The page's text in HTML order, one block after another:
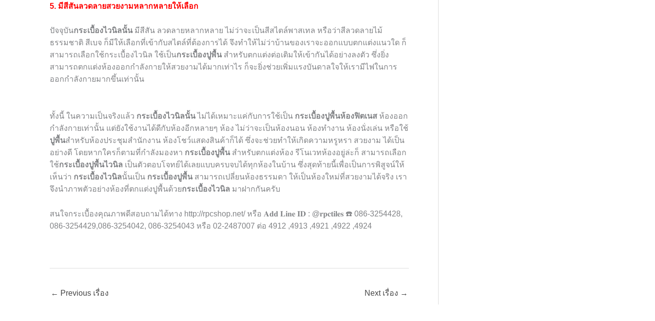
5. มีสีสันลวดลายสวยงามหลากหลายให้เลือก
ปัจจุบันกระเบื้องไวนิลนั้น มีสีสัน ลวดลายหลากหลาย ไม่ว่าจะเป็นสีสไตล์พาสเทล หรือว่าสีลวดลายไม้
ธรรมชาติ สีเบจ ก็มีให้เลือกที่เข้ากับสไตล์ที่ต้องการได้ จึงทำให้ไม่ว่าบ้านของเราจะออกแบบตกแต่งแนวใด ก็
สามารถเลือกใช้กระเบื้องไวนิล ใช้เป็นกระเบื้องปูพื้น สำหรับตกแต่งต่อเติมให้เข้ากันได้อย่างลงตัว ซึ่งยิ่ง
สามารถตกแต่งห้องออกกำลังกายให้สวยงามได้มากเท่าไร ก็จะยิ่งช่วยเพิ่มแรงบันดาลใจให้เรามีไฟในการ
ออกกำลังกายมากขึ้นเท่านั้น
ทั้งนี้ ในความเป็นจริงแล้ว กระเบื้องไวนิลนั้นไม่ได้เหมาะแค่กับการใช้เป็น กระเบื้องปูพื้นห้องฟิตเนส ห้องออก
กำลังกายเท่านั้น แต่ยังใช้งานได้ดีกับห้องอีกหลายๆ ห้อง ไม่ว่าจะเป็นห้องนอน ห้องทำงาน ห้องนั่งเล่น หรือใช้
ปูพื้นสำหรับห้องประชุมสำนักงาน ห้องโชว์แสดงสินค้าก็ได้ ซึ่งจะช่วยทำให้เกิดความหรูหรา สวยงาม ได้เป็น
อย่างดี โดยหากใครก็ตามที่กำลังมองหา กระเบื้องปูพื้น สำหรับตกแต่งห้อง รีโนเวทห้องอยู่ล่ะก็ สามารถเลือก
ใช้กระเบื้องปูพื้นไวนิล เป็นตัวตอบโจทย์ได้เลยแบบครบจบได้ทุกห้องในบ้าน ซึ่งสุดท้ายนี้เพื่อเป็นการพิสูจน์ให้
เห็นว่า กระเบื้องไวนิลนั้นเป็น กระเบื้องปูพื้น สามารถเปลี่ยนห้องธรรมดา ให้เป็นห้องใหม่ที่สวยงามได้จริง เรา
จึงนำภาพตัวอย่างห้องที่ตกแต่งปูพื้นด้วยกระเบื้องไวนิล มาฝากกันครับ
สนใจกระเบื้องคุณภาพดีสอบถามได้ทาง http://rpcshop.net/ หรือ 𝐀𝐝𝐝 𝐋𝐢𝐧𝐞 𝐈𝐃 : @𝐫𝐩𝐜𝐭𝐢𝐥𝐞𝐬 ☎️ 086-3254428,
086-3254429,086-3254042, 086-3254043 หรือ 02-2487007 ต่อ 4912 ,4913 ,4921 ,4922 ,4924
← Previous เรื่อง Next เรื่อง →